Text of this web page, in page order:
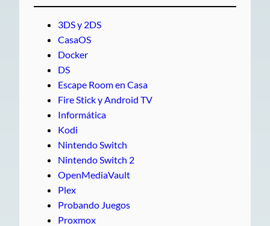
3DS y 2DS
CasaOS
Docker
DS
Escape Room en Casa
Fire Stick y Android TV
Informática
Kodi
Nintendo Switch
Nintendo Switch 2
OpenMediaVault
Plex
Probando Juegos
Proxmox